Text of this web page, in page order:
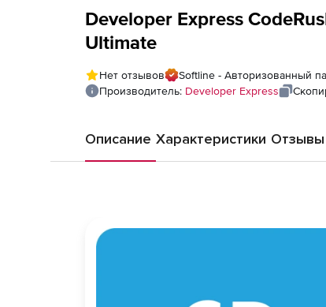
Developer Express
Ultimate
Нет отзывов
Softline - Авторизованный
Производитель: Developer Express
Описание Характеристики Отзывы